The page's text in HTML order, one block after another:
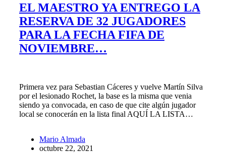
EL MAESTRO YA ENTREGO LA
RESERVA DE 32 JUGADORES
PARA LA FECHA FIFA DE
NOVIEMBRE…
Primera vez para Sebastian Cáceres y vuelve Martín Silva
por el lesionado Rochet, la base es la misma que venia
siendo ya convocada, en caso de que cite algún jugador
local se conocerán en la lista final AQUÍ LA LISTA…
Mario Almada
octubre 22, 2021